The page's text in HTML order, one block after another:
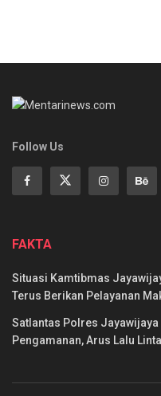
Follow Us
FAKTA
Situasi Kamtibmas
Terus Berikan Pelayanan
Satlantas Polres
Pengamanan, Arus Lalu